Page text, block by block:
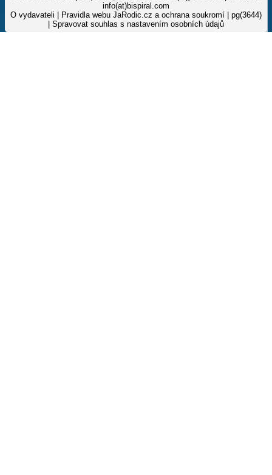
info(at)bispiral.com
O vydavateli
Pravidla webu JaRodic.cz a ochrana soukromí | pg(3644)
Spravovat souhlas s nastavením osobních údajů